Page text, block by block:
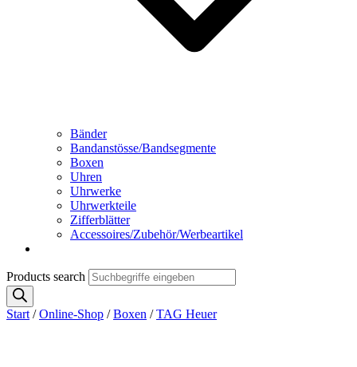
Bänder
Bandanstösse/Bandsegmente
Boxen
Uhren
Uhrwerke
Uhrwerkteile
Zifferblätter
Accessoires/Zubehör/Werbeartikel
Products search
Start /Online-Shop /Boxen /TAG Heuer